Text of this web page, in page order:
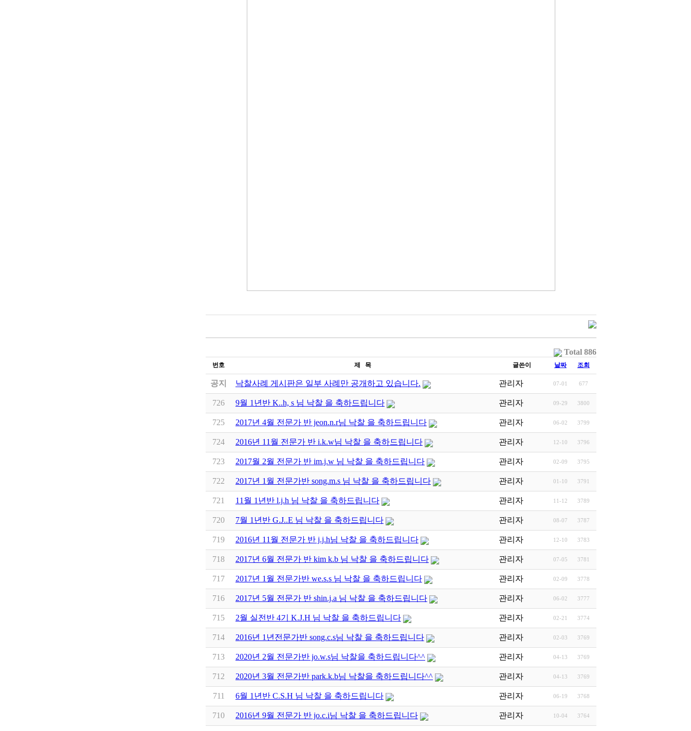
Total 886
번호 제 목 글쓴이 날짜 조회
공지 낙찰사례 게시판은 일부 사례만 공개하고 있습니다. 관리자 07-01 677
726 9월 1년반 K..h, s 님 낙찰 을 축하드립니다 관리자 09-29 3800
725 2017년 4월 전문가 반 jeon.n.r님 낙찰 을 축하드립니다 관리자 06-02 3799
724 2016년 11월 전문가 반 i.k.w님 낙찰 을 축하드립니다 관리자 12-10 3796
723 2017월 2월 전문가 반 im.j.w 님 낙찰 을 축하드립니다 관리자 02-09 3795
722 2017년 1월 전문가반 song.m.s 님 낙찰 을 축하드립니다 관리자 01-10 3791
721 11월 1년반 l.j.h 님 낙찰 을 축하드립니다 관리자 11-12 3789
720 7월 1년반 G.J..E 님 낙찰 을 축하드립니다 관리자 08-07 3787
719 2016년 11월 전문가 반 j.j.h님 낙찰 을 축하드립니다 관리자 12-10 3783
718 2017년 6월 전문가 반 kim k.b 님 낙찰 을 축하드립니다 관리자 07-05 3781
717 2017년 1월 전문가반 we.s.s 님 낙찰 을 축하드립니다 관리자 02-09 3778
716 2017년 5월 전문가 반 shin.j.a 님 낙찰 을 축하드립니다 관리자 06-02 3777
715 2월 실전반 4기 K.J.H 님 낙찰 을 축하드립니다 관리자 02-21 3774
714 2016년 1년전문가반 song.c.s님 낙찰 을 축하드립니다 관리자 02-03 3769
713 2020년 2월 전문가반 jo.w.s님 낙찰을 축하드립니다^^ 관리자 04-13 3769
712 2020년 3월 전문가반 park.k.b님 낙찰을 축하드립니다^^ 관리자 04-13 3769
711 6월 1년반 C.S.H 님 낙찰 을 축하드립니다 관리자 06-19 3768
710 2016년 9월 전문가 반 jo.c.i님 낙찰 을 축하드립니다 관리자 10-04 3764